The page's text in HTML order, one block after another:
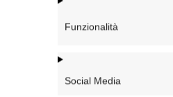
Funzionalità
Social Media